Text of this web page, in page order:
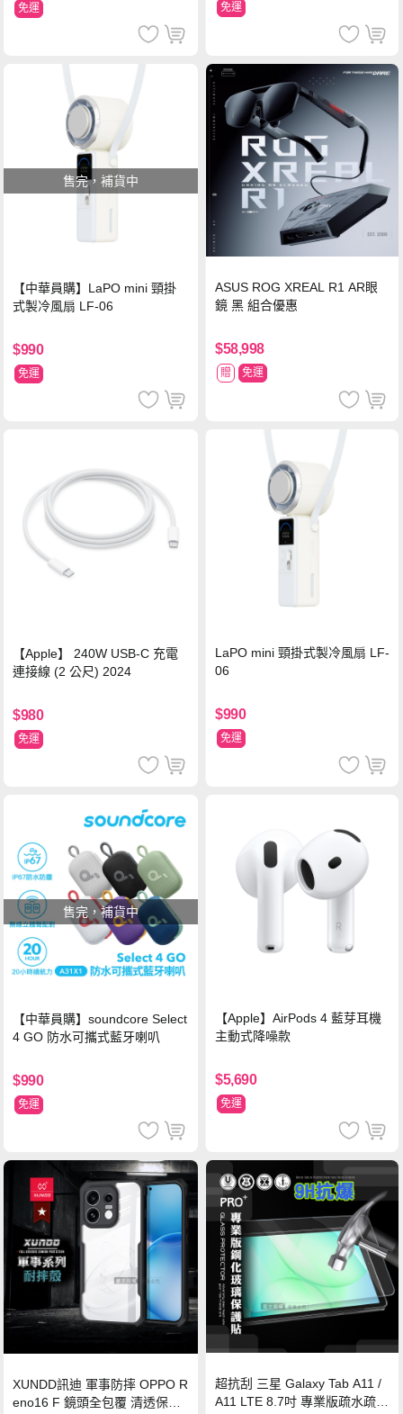
免運 免運
售完，補貨中
【中華員購】LaPO mini 頸掛
式製冷風扇 LF-06
$990
免運
ASUS ROG XREAL R1 AR眼
鏡 黑 組合優惠
$58,998
贈 免運
【Apple】 240W USB-C 充電
連接線 (2 公尺) 2024
$980
免運
LaPO mini 頸掛式製冷風扇 LF-
06
$990
免運
售完，補貨中
【中華員購】soundcore Select
4 GO 防水可攜式藍牙喇叭
$990
免運
【Apple】AirPods 4 藍芽耳機
主動式降噪款
$5,690
免運
XUNDD訊迪 軍事防摔 OPPO R
eno16 F 鏡頭全包覆 清透保護
超抗刮 三星 Galaxy Tab A11 /
A11 LTE 8.7吋 專業版疏水疏油